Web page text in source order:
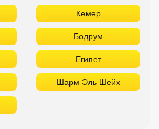
Кемер
Бодрум
Египет
Шарм Эль Шейх